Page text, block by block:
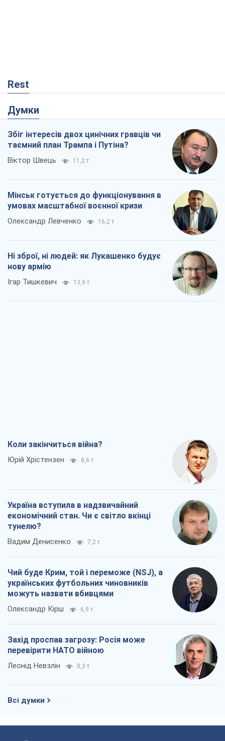
Rest
Думки
Збіг інтересів двох цинічних гравців чи
таємний план Трампа і Путіна?
Віктор Швець 11,2 т.
Мінськ готується до функціонування в
умовах масштабної воєнної кризи
Олександр Левченко 16,2 т.
Ні зброї, ні людей: як Лукашенко будує
нову армію
Ігар Тишкевич 13,9 т.
Коли закінчиться війна?
Юрій Хрістензен 8,6 т.
Україна вступила в надзвичайний
економічний стан. Чи є світло вкінці
тунелю?
Вадим Денисенко 7,2 т.
Чий буде Крим, той і переможе (NSJ), а
українських футбольних чиновників
можуть назвати вбивцями
Олександр Кірш 6,9 т.
Захід проспав загрозу: Росія може
перевірити НАТО війною
Леонід Невзлін 8,3 т.
Всі думки